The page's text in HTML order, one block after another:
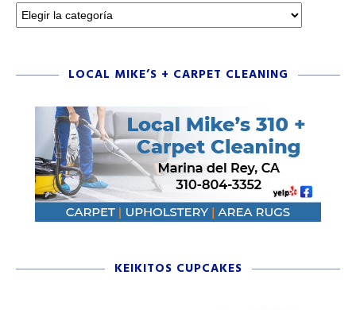
LOCAL MIKE’S + CARPET CLEANING
KEIKITOS CUPCAKES